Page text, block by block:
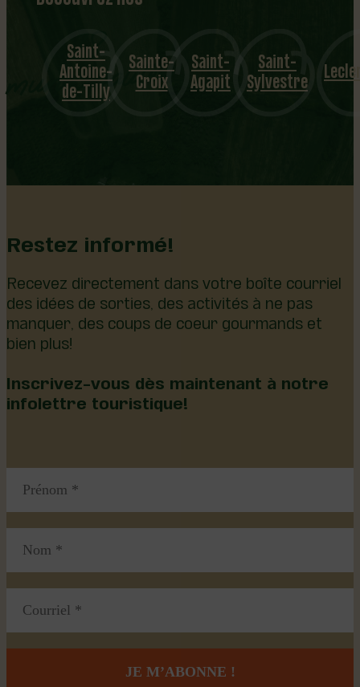
1
8
mu
nicipalités
Saint-
Antoine-
de-Tilly
Sainte-
Croix
Saint-
Agapit
Saint-
Sylvestre
Restez informé!
Recevez directement dans votre boîte courriel
des idées de sorties, des activités à ne pas
manquer, des coups de coeur gourmands et
bien plus!
Inscrivez-vous dès maintenant à notre
infolettre touristique!